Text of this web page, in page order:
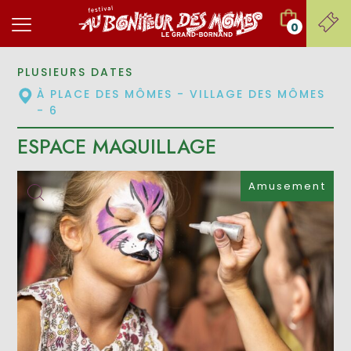
0
Amusement
PLUSIEURS DATES
À PLACE DES MÔMES - VILLAGE DES MÔMES
- 6
ESPACE MAQUILLAGE